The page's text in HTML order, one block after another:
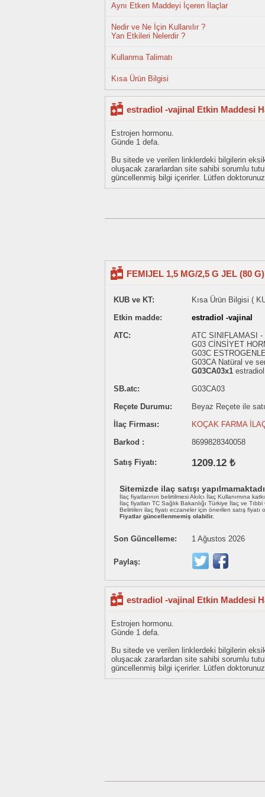
Aynı Etken Maddeyi İçeren İlaçlar
Nedir ve Ne İçin Kullanılır ?
Yan Etkileri Nelerdir ?
Kullanma Talimatı
Kısa Ürün Bilgisi
estradiol -vajinal Etkin Maddesi
Estrojen hormonu.
Günde 1 defa.
Bu sitede ve verilen linklerdeki bilgilerin
oluşacak zararlardan site sahibi sorumlu
güncellenmiş bilgi içerirler. Lütfen
FEMIJEL 1,5 MG/2,5 G JEL (80 G)
KUB ve KT:
Kısa Ürün Bilgisi (
Etkin madde:
estradiol -vajinal
ATC:
ATC SINIFLAMASI
G03 CİNSİYET
G03C
G03CA Natüral ve
G03CA03x1
SB.atc:
G03CA03
Reçete Durumu:
Beyaz Reçete ile
İlaç Firması:
KOÇAK FARMA
Barkod :
8699828340058
Satış Fiyatı: 1209.12 ₺
Sitemizde ilaç satışı
İlaç fiyatlarının belirtilmesi Akılcı İlaç Kullanımına
İlaç fiyatları TC Sağlık Bakanlığı Türkiye İlaç ve
Belirtilen ilaç fiyatı eczaneler için önerilen satış fiyatı
Fiyatlar güncellenmemiş olabilir.
Son Güncelleme: 1 Ağustos 2026
Paylaş:
estradiol -vajinal Etkin Maddesi
Estrojen hormonu.
Günde 1 defa.
Bu sitede ve verilen linklerdeki bilgilerin
oluşacak zararlardan site sahibi sorumlu
güncellenmiş bilgi içerirler. Lütfen